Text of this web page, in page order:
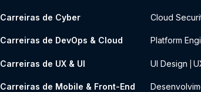
Carreiras de Cyber Cloud
Carreiras de DevOps & Cloud Platform
Carreiras de UX & UI UI Design
Carreiras de Mobile & Front-End